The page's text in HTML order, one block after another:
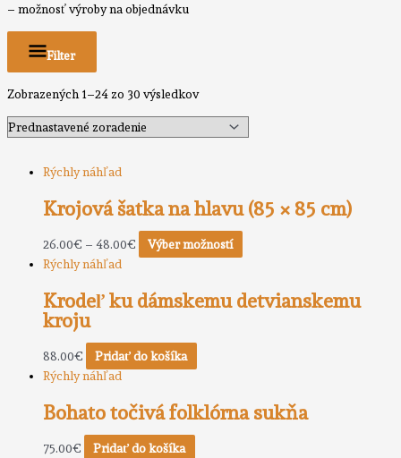
– možnosť výroby na objednávku
Filter
Zobrazených 1–24 zo 30 výsledkov
Rýchly náhľad
Krojová šatka na hlavu (85 × 85 cm)
26.00€ – 48.00€
Výber možností
Rýchly náhľad
Krodeľ ku dámskemu detvianskemu
kroju
88.00€
Pridať do košíka
Rýchly náhľad
Bohato točivá folklórna sukňa
75.00€
Pridať do košíka